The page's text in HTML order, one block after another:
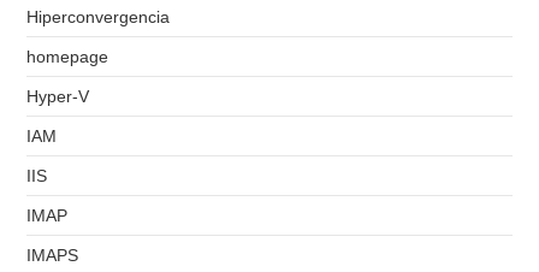
Hiperconvergencia
homepage
Hyper-V
IAM
IIS
IMAP
IMAPS